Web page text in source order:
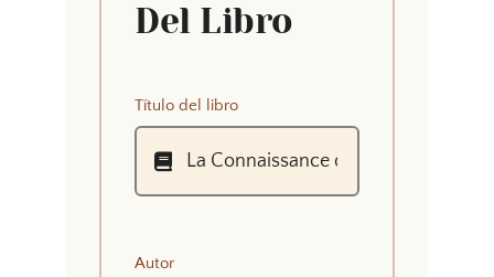
Del Libro
Título del libro
Autor